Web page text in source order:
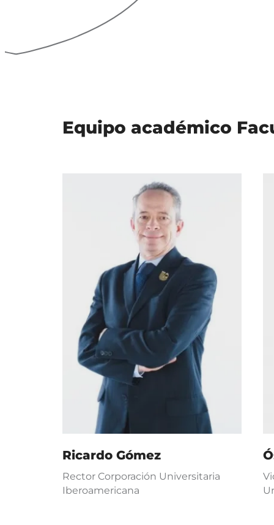
Equipo académico
Ricardo Gómez
Rector Corporación Universitaria
Iberoamericana